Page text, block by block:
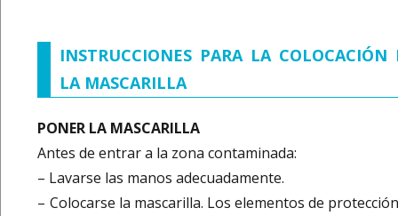
INSTRUCCIONES PARA LA COLOCACIÓN
LA MASCARILLA
PONER LA MASCARILLA
Antes de entrar a la zona contaminada:
– Lavarse las manos adecuadamente.
– Colocarse la mascarilla. Los elementos de